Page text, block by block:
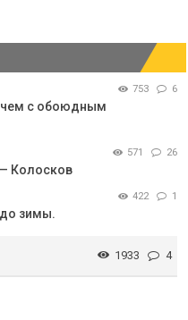
753 6
с обоюдным
571 26
Колосков
422 1
зимы.
1933 4